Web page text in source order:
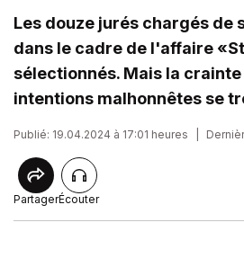
Les douze jurés chargés de
dans le cadre de l'affaire
sélectionnés. Mais la
intentions malhonnêtes se
Publié: 19.04.2024 à 17:01 heures
PartagerÉcouter